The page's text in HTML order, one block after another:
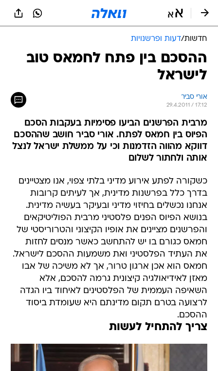
חדשות/דעות ופרשנויות
ההסכם בין פתח לחמאס טוב
לישראל
אורי סביר
29.4.2011 / 17:12
מרבית הפרשנים הביעו פסימיות בעקבות הסכם
הפיוס בין חמאס לפתח. אורי סביר חושב שההסכם
דווקא מהווה הזדמנות וכי על ממשלת ישראל לנצל
אותה ולחתור לשלום
כשקורה לפתע אירוע מדיני בלתי צפוי, אנו מצטיינים
בדרך כלל בפרשנות מדינית, אך לעיתים קרובות
אנחנו נכשלים בחיזוי מדיני ובעיקר בעשיה מדינית.
בנושא הפיוס הפנים פלסטיני מרבית הפוליטיקאים
והפרשנים מציינים את אופיו הקיצוני והטרוריסטי של
חמאס כגורם בו יש להתחשב כאשר מנסים לחזות
את העתיד הפלסטיני ואת משמעות ההסכם לישראל.
חמאס הוא אכן ארגון טרור, אך לא משיכה של אבו
מאזן לאידיאולגיה קיצונית גרמה להסכם, אלא
השאיפה העממית של הפלסטינים לאיחוד ביו הגדה
לרצועה בטרם תקום מדינתם היא שעומדת ביסוד
ההסכם.
צריך להתחיל לעשות